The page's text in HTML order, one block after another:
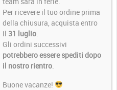
Per ricevere il tuo ordine prima
della chiusura, acquista entro
il 31 luglio
Gli ordini successivi
potrebbero essere spediti dopo
il nostro rientro
Buone vacanze!